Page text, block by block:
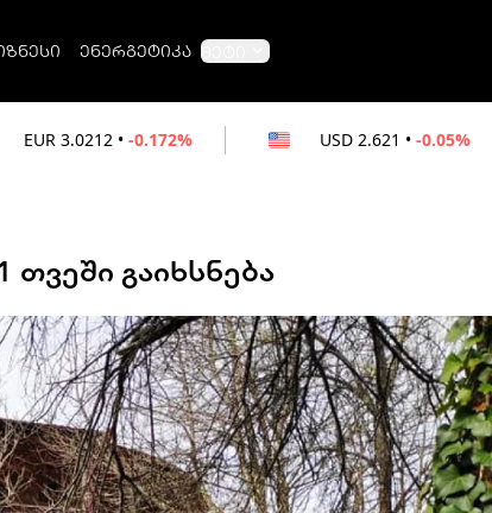
ენერგეტიკა მეტი
USD 2.621 -0.05% RUB
გაიხსნება